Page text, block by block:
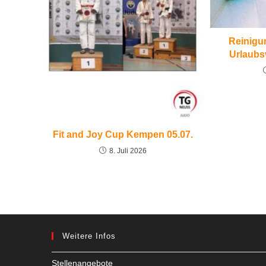
Fit and Joy Cup Kempen 05.07.
8. Juli 2026
Weitere Infos
Stellenangebote